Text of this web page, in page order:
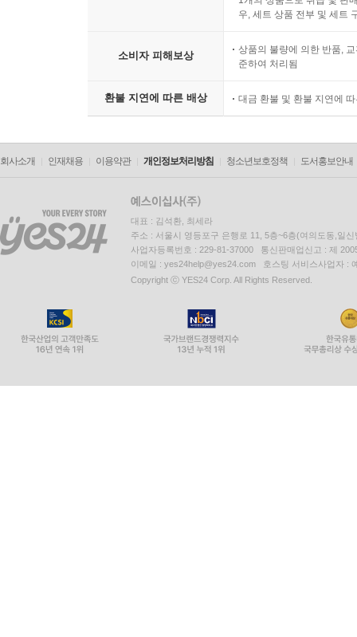
우, 세트 상품 전부 및 세트
소비자 피해보상
상품의 불량에 의한 반품,
준하여 처리됨
환불 지연에 따른 배상 대금 환불 및 환불 지연에
회사소개 인재채용 이용약관 개인정보처리방침 청소년보호정책 도서홍보안내
대표 : 김석환, 최세라
주소 : 서울시 영등포구 은행로 11, 5층~6층(여의도동,일신
사업자등록번호 : 229-81-37000 통신판매업신고 : 제
이메일 : yes24help@yes24.com 호스팅 서비스사업자 :
Copyright ⓒ YES24 Corp. All Rights Reserved.